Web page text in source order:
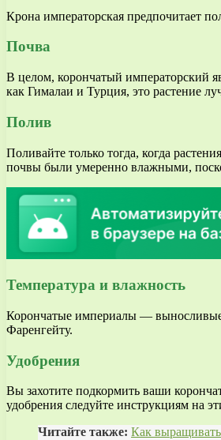
Крона императорская предпочитает
Почва
В целом, корончатый императорский
как Гималаи и Турция, это растение
Полив
Поливайте только тогда, когда
почвы были умеренно влажными,
Температура и влажность
Корончатые империалы — выносливые
Фаренгейту.
Удобрения
Вы захотите подкормить ваши
удобрения следуйте инструкциям на
Читайте также: Как